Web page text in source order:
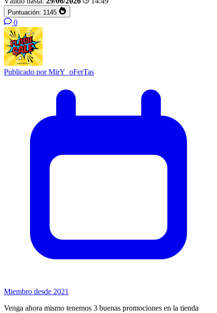
Puntuación: 1145
0
Publicado porMirY_oFerTas
Miembro desde 2021
Venga ahora mismo tenemos 3 buenas promociones en la tienda